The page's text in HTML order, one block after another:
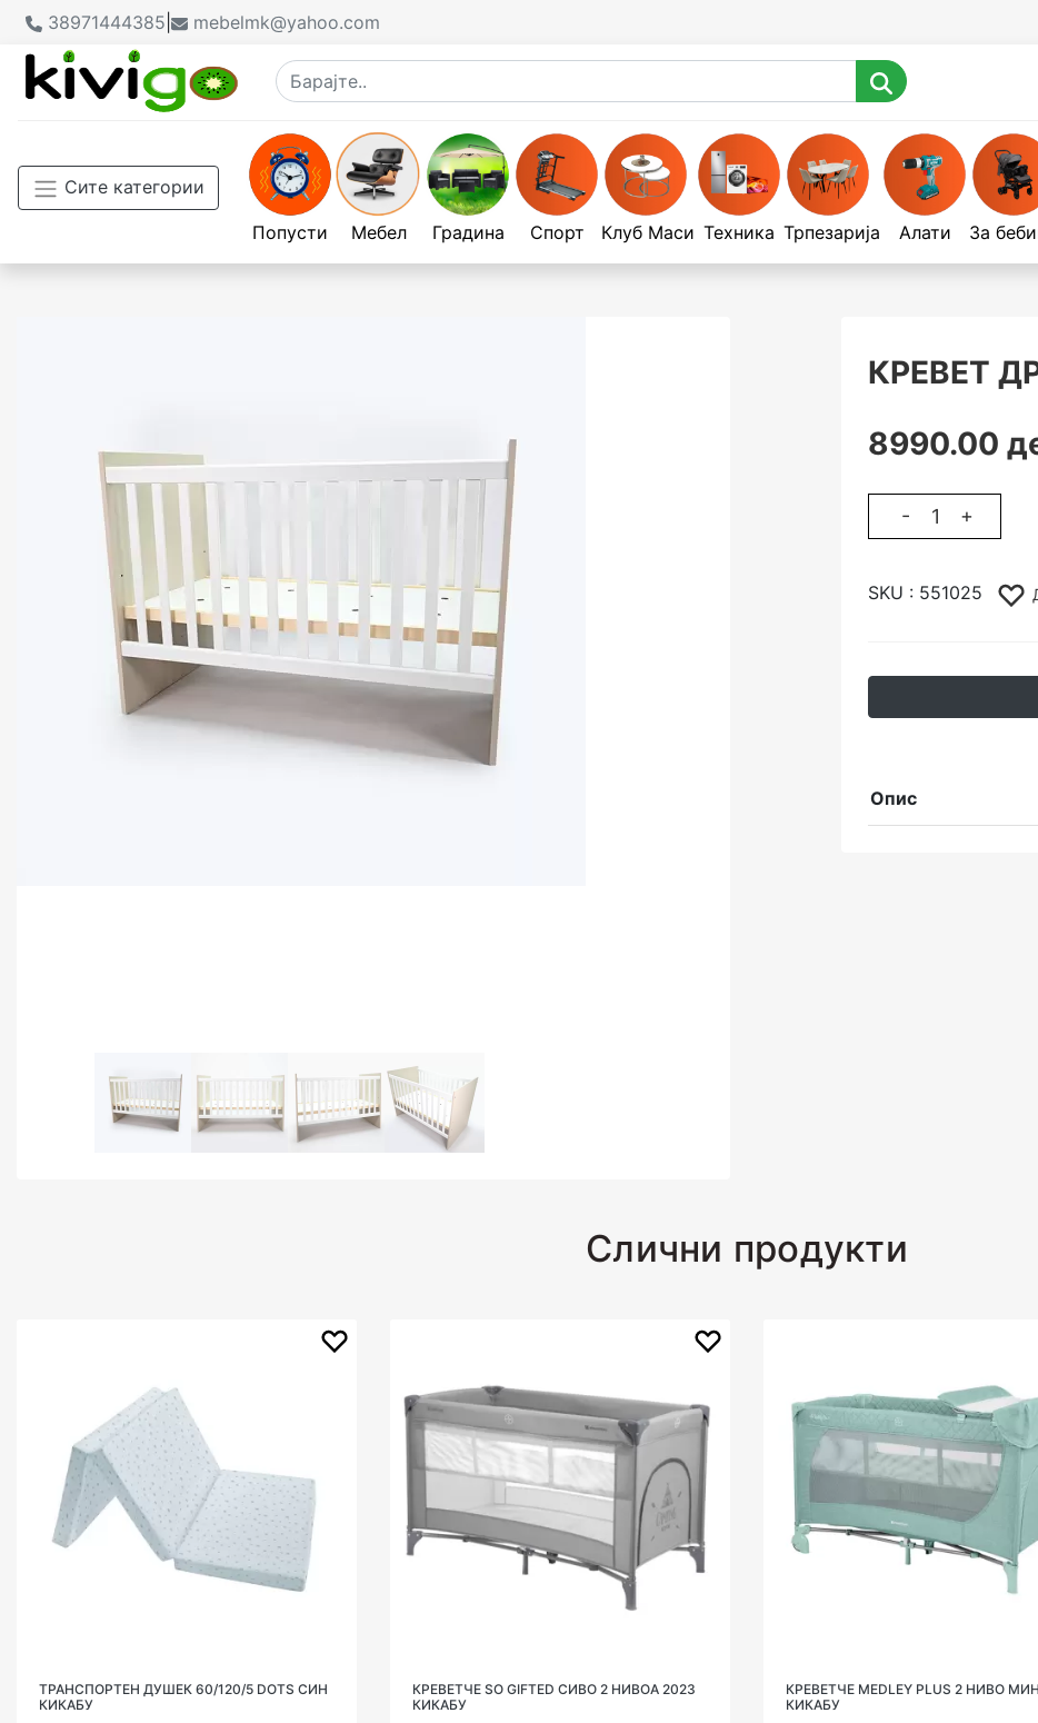
38971444385 mebelmk@yahoo.com
Сите категории
Попусти Мебел Градина Спорт Клуб Маси Техника Трпезарија Алати За
КРЕВЕТ
8990.00
- +
SKU : 551025
Опис
Слични продукти
ТРАНСПОРТЕН ДУШЕК 60/120/5 DOTS СИН
КИКАБУ
КРЕВЕТЧЕ SO GIFTED СИВО 2 НИВОА 2023
КИКАБУ
КРЕВЕТЧЕ MEDLEY PLUS 2 НИВО
КИКАБУ